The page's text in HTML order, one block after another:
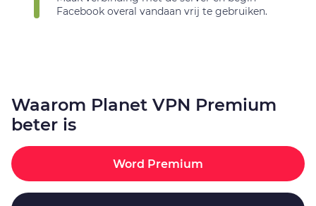
Facebook overal vandaan vrij te gebruiken.
Waarom Planet VPN Premium
beter is
Word Premium